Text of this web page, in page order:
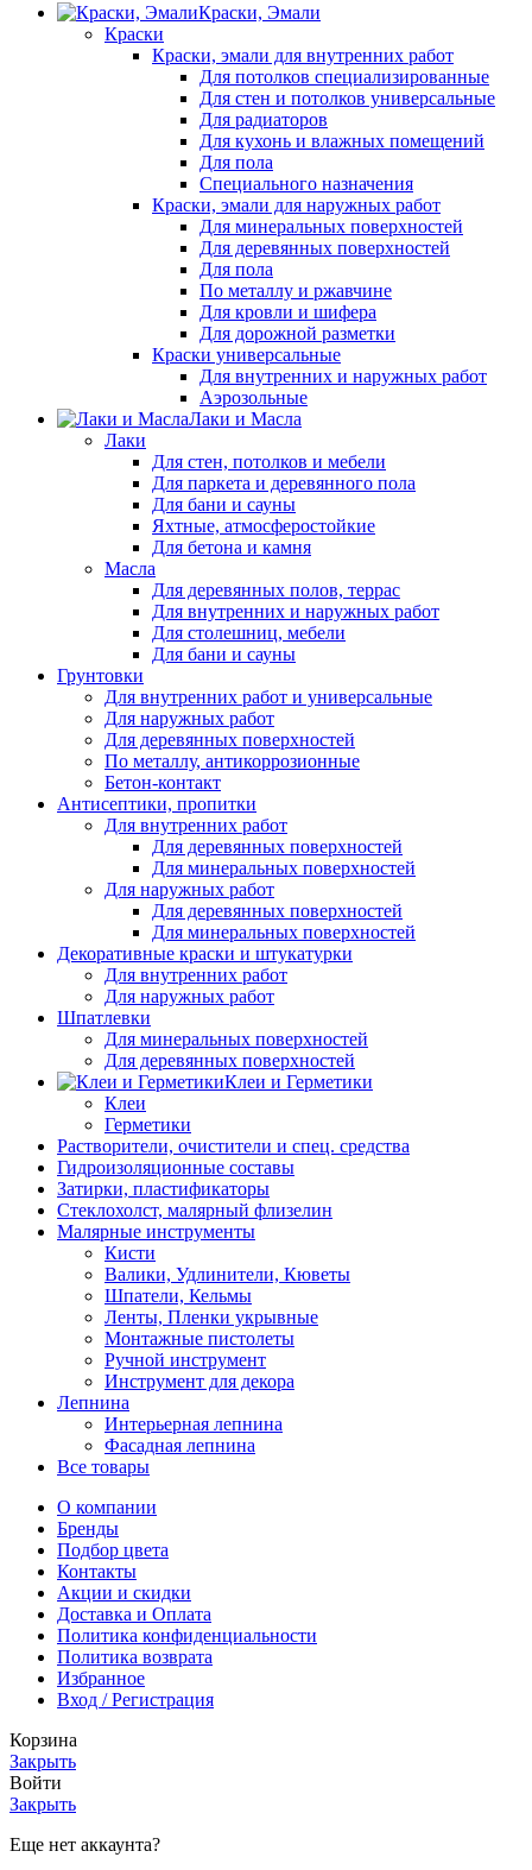
Краски, Эмали
Краски
Краски, эмали для внутренних работ
Для потолков специализированные
Для стен и потолков универсальные
Для радиаторов
Для кухонь и влажных помещений
Для пола
Специального назначения
Краски, эмали для наружных работ
Для минеральных поверхностей
Для деревянных поверхностей
Для пола
По металлу и ржавчине
Для кровли и шифера
Для дорожной разметки
Краски универсальные
Для внутренних и наружных работ
Аэрозольные
Лаки и Масла
Лаки
Для стен, потолков и мебели
Для паркета и деревянного пола
Для бани и сауны
Яхтные, атмосферостойкие
Для бетона и камня
Масла
Для деревянных полов, террас
Для внутренних и наружных работ
Для столешниц, мебели
Для бани и сауны
Грунтовки
Для внутренних работ и универсальные
Для наружных работ
Для деревянных поверхностей
По металлу, антикоррозионные
Бетон-контакт
Антисептики, пропитки
Для внутренних работ
Для деревянных поверхностей
Для минеральных поверхностей
Для наружных работ
Для деревянных поверхностей
Для минеральных поверхностей
Декоративные краски и штукатурки
Для внутренних работ
Для наружных работ
Шпатлевки
Для минеральных поверхностей
Для деревянных поверхностей
Клеи и Герметики
Клеи
Герметики
Растворители, очистители и спец. средства
Гидроизоляционные составы
Затирки, пластификаторы
Стеклохолст, малярный флизелин
Малярные инструменты
Кисти
Валики, Удлинители, Кюветы
Шпатели, Кельмы
Ленты, Пленки укрывные
Монтажные пистолеты
Ручной инструмент
Инструмент для декора
Лепнина
Интерьерная лепнина
Фасадная лепнина
Все товары
О компании
Бренды
Подбор цвета
Контакты
Акции и скидки
Доставка и Оплата
Политика конфиденциальности
Политика возврата
Избранное
Вход / Регистрация
Корзина
Закрыть
Войти
Закрыть
Еще нет аккаунта?